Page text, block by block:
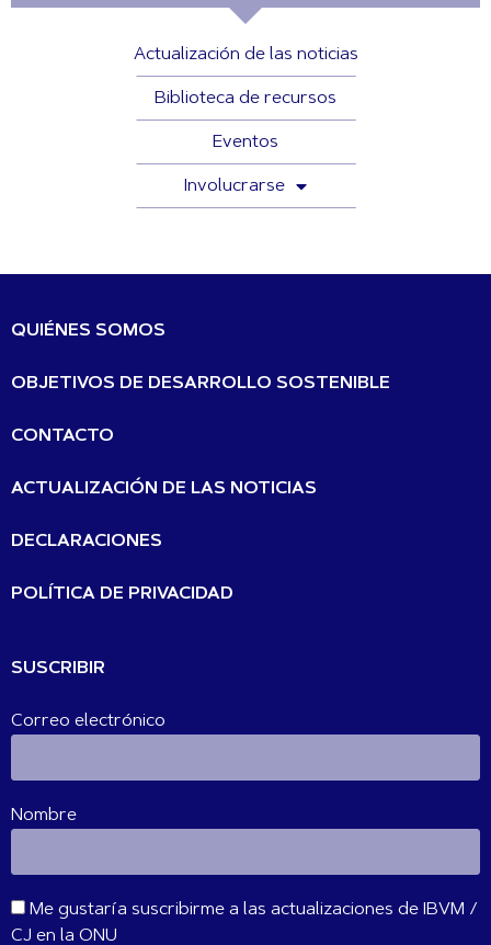
Actualización de las noticias
Biblioteca de recursos
Eventos
Involucrarse
QUIÉNES SOMOS
OBJETIVOS DE DESARROLLO SOSTENIBLE
CONTACTO
ACTUALIZACIÓN DE LAS NOTICIAS
DECLARACIONES
POLÍTICA DE PRIVACIDAD
SUSCRIBIR
Correo electrónico
Nombre
Me gustaría suscribirme a las actualizaciones de IBVM /
CJ en la ONU